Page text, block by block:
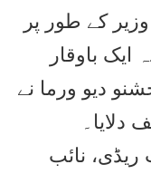
وزیر کے طور پر
باوقار
دیو ورما نے
دلایا۔
ریڈی، نائب